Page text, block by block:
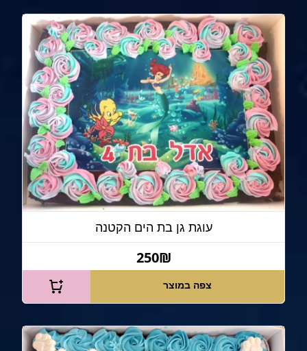
עוגת גן בת הים הקטנה
250₪
צפה במוצר